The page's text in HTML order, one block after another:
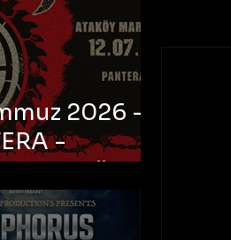
2026 -
-
Ataköy
Arena